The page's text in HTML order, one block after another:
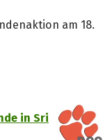
am 18.
in Sri